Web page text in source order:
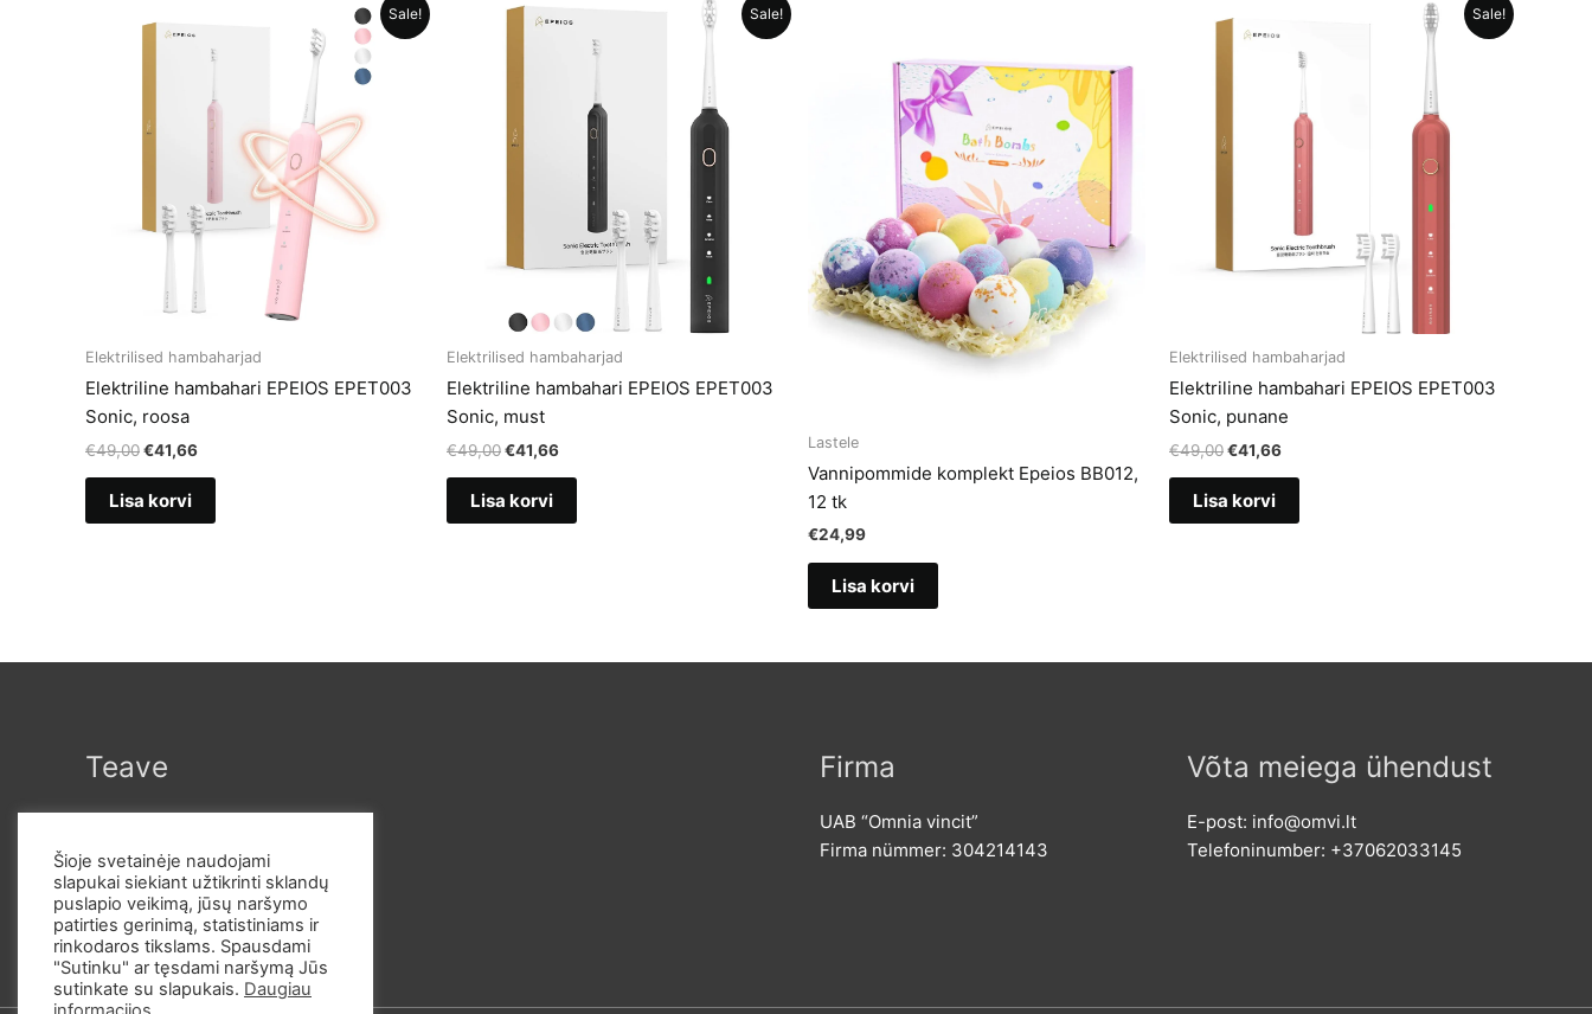
Sale!
Elektrilised hambaharjad
Elektriline hambahari EPEIOS EPET003
Sonic, roosa
€49,00Algne
€49,00.
€41,66Current
Lisa korvi
Sale!
Elektrilised hambaharjad
Elektriline hambahari EPEIOS EPET003
Sonic, must
€49,00Algne
€49,00.
€41,66Current
Lisa korvi
Lastele
Vannipommide komplekt Epeios BB012,
12 tk
€24,99
Lisa korvi
Sale!
Elektrilised hambaharjad
Elektriline hambahari EPEIOS EPET003
Sonic, punane
€49,00Algne
€49,00.
€41,66Current
Lisa korvi
Teave Firma
UAB “Omnia vincit”
Firma nümmer: 304214143
Võta meiega ühendust
E-post: info@omvi.lt
Telefoninumber: +37062033145
Šioje svetainėje naudojami
slapukai siekiant užtikrinti sklandų
puslapio veikimą, jūsų naršymo
patirties gerinimą, statistiniams ir
rinkodaros tikslams. Spausdami
"Sutinku" ar tęsdami naršymą Jūs
sutinkate su slapukais. Daugiau